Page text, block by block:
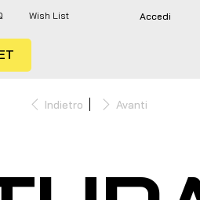
Wish List Accedi
Indietro Avanti